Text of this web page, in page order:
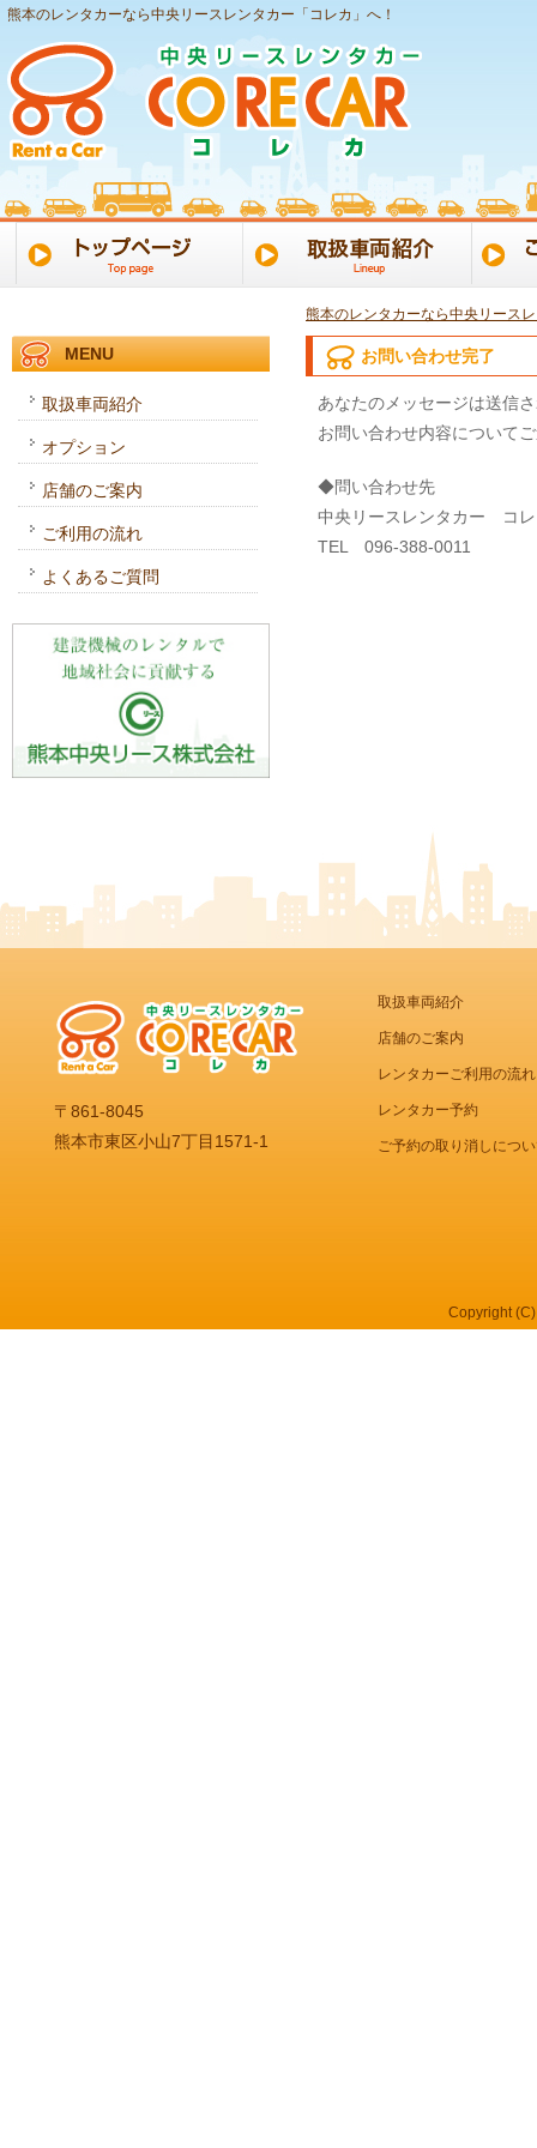
熊本のレンタカーなら中央リースレンタカー「コレカ」へ！
熊本のレンタカーなら中央リース
お問い合わせ完了
あなたのメッセージは送信
お問い合わせ内容について
◆問い合わせ先
中央リースレンタカー コ
TEL 096-388-0011
MENU
取扱車両紹介
オプション
店舗のご案内
ご利用の流れ
よくあるご質問
〒861-8045
熊本市東区小山7丁目1571-1
取扱車両紹介
店舗のご案内
レンタカーご利用の流れ
レンタカー予約
ご予約の取り消しにつ
Copyright